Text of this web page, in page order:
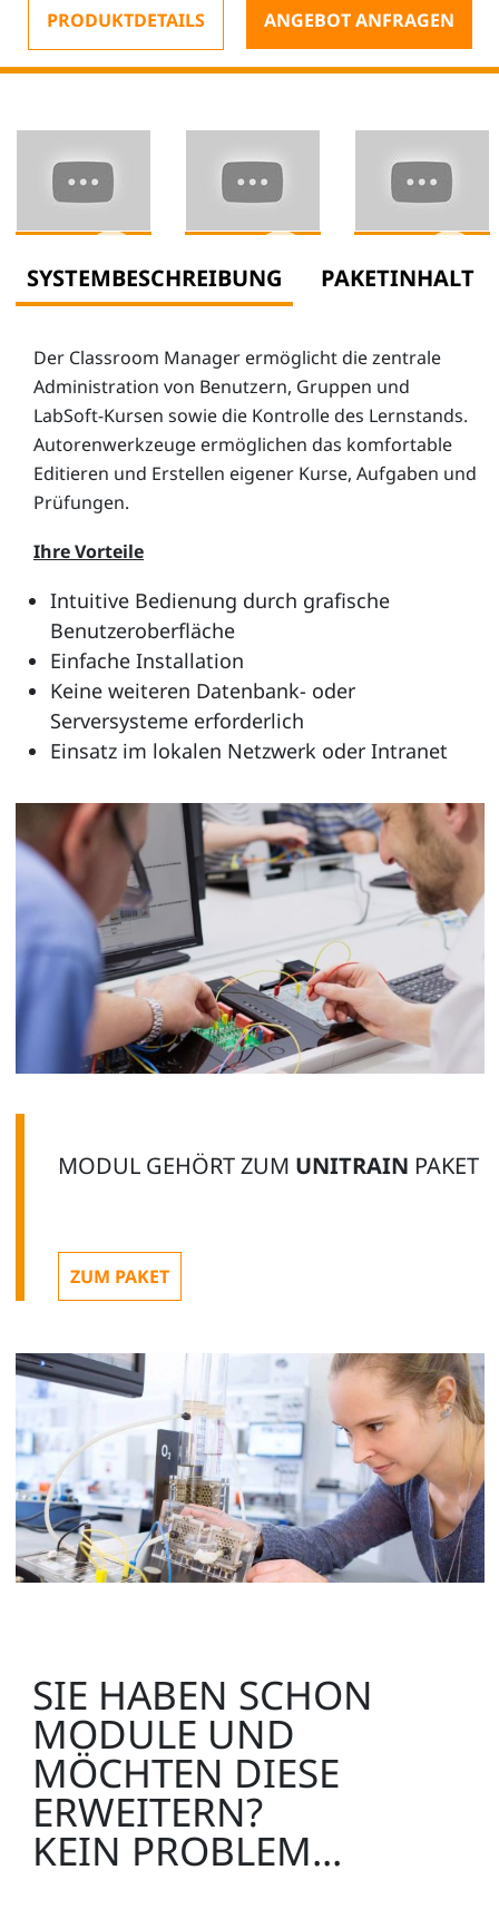
PRODUKTDETAILS ANGEBOT ANFRAGEN
SYSTEMBESCHREIBUNG PAKETINHALT
Der Classroom Manager ermöglicht die zentrale
Administration von Benutzern, Gruppen und
LabSoft-Kursen sowie die Kontrolle des Lernstands.
Autorenwerkzeuge ermöglichen das komfortable
Editieren und Erstellen eigener Kurse, Aufgaben und
Prüfungen.
Ihre Vorteile
Intuitive Bedienung durch grafische
Benutzeroberfläche
Einfache Installation
Keine weiteren Datenbank- oder
Serversysteme erforderlich
Einsatz im lokalen Netzwerk oder Intranet
MODUL GEHÖRT ZUM UNITRAIN PAKET
ZUM PAKET
SIE HABEN SCHON
MODULE UND
MÖCHTEN DIESE
ERWEITERN?
KEIN PROBLEM...